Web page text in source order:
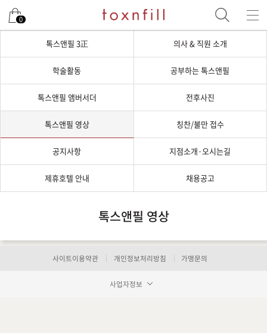
0
톡스앤필 3正 의사 & 직원 소개
학술활동 공부하는 톡스앤필
톡스앤필 앰버서더 전후사진
톡스앤필 영상 칭찬/불만 접수
공지사항 지점소개·오시는길
제휴호텔 안내 채용공고
톡스앤필 영상
사이트이용약관 개인정보처리방침 가맹문의
사업자정보